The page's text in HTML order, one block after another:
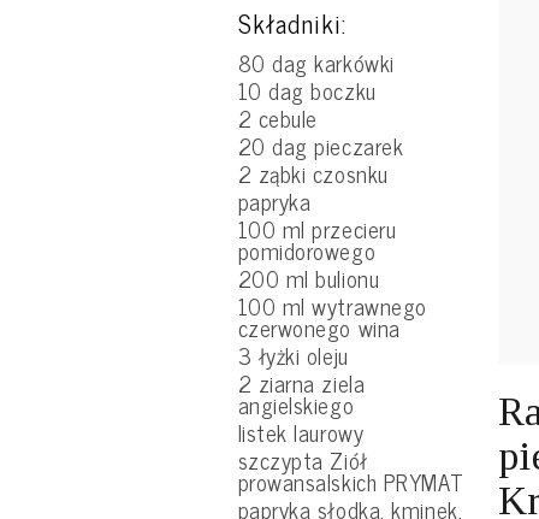
Składniki:
80 dag karkówki
10 dag boczku
2 cebule
20 dag pieczarek
2 ząbki czosnku
papryka
100 ml przecieru
pomidorowego
200 ml bulionu
100 ml wytrawnego
czerwonego wina
3 łyżki oleju
2 ziarna ziela
angielskiego
listek laurowy
szczypta Ziół
prowansalskich PRYMAT
papryka słodka, kminek,